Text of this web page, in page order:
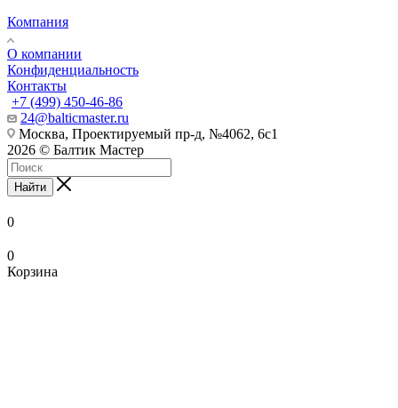
Компания
О компании
Конфиденциальность
Контакты
+7 (499) 450-46-86
24@balticmaster.ru
Москва, Проектируемый пр-д, №4062, 6с1
2026 © Балтик Мастер
Найти
0
0
Корзина